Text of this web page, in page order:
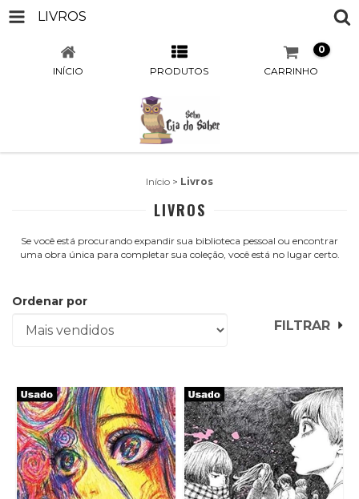
LIVROS
INÍCIO PRODUTOS CARRINHO
0
Início > Livros
LIVROS
Se você está procurando expandir sua biblioteca pessoal ou encontrar
uma obra única para completar sua coleção, você está no lugar certo.
Ordenar por
FILTRAR